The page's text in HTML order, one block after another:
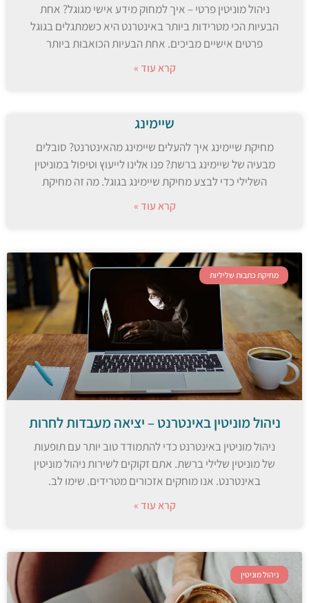
ניהול מוניטין פרטי – איך למחוק מידע אישי מגוגל? אחת
הבעיות הכי מטרידות ביותר באינטרנט היא כשמתגלים בגוגל
פרטים אישיים מביכים. אחת הבעיות הכואבות ביותר
קרא עוד »
שיימינג
מחיקת שיימינג איך להעלים שיימינג מהאינטרנט? סובלים
מבעיה של שיימינג ברשת? פנו אלינו לייעוץ וטיפול במוניטין
השלילי כדי לבצע מחיקת שיימינג בגוגל. מה זה מחיקת
קרא עוד »
מחיקת כתבות שליליות
ניהול מוניטין באינטרנט – יציאה מעבדות לחרות
ניהול מוניטין באינטרנט כדי להתמודד טוב יותר עם תופעות
של מוניטין שלילי ברשת. אתם זקוקים לשירות ניהול מוניטין
באינטרנט. אנו מוחקים אזכורים מטרידים. שימו לב.
קרא עוד »
ניהול מוניטין